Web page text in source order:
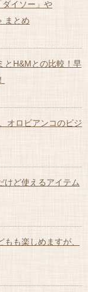
イソー」や
まとめ
とH&Mとの比較！早
オロビアンコのビジ
けど使えるアイテム
も楽しめますが、